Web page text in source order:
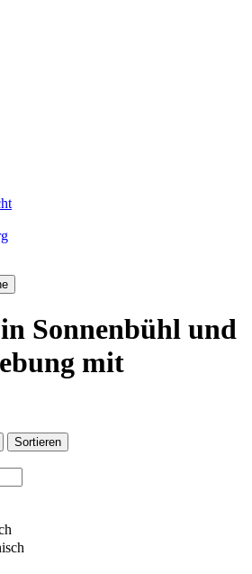
in Sonnenbühl und
mit
Sortieren